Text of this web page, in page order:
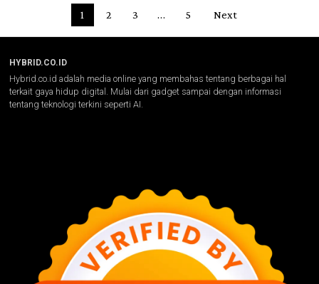
1 2 3 … 5 Next
HYBRID.CO.ID
Hybrid.co.id adalah media online yang membahas tentang berbagai hal
terkait gaya hidup digital. Mulai dari gadget sampai dengan informasi
tentang teknologi terkini seperti AI.